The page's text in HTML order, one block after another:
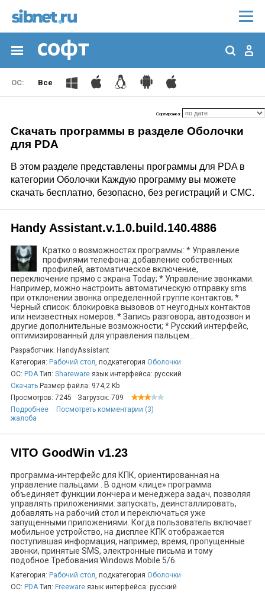
Все
Сортировка:
Скачать программы в разделе Оболочки
для PDA
В этом разделе представлены программы для PDA в
категории Оболочки Каждую программу вы можете
скачать бесплатно, безопасно, без регистраций и СМС.
Handy Assistant.v.1.0.build.140.4886
Кратко о возможностях программы: * Управление
профилями телефона: добавление собственных
профилей, автоматическое включение,
переключение прямо с экрана Today; * Управление звонками.
Например, можно настроить автоматическую отправку sms
при отклонении звонка определенной группе контактов; *
Черный список: блокировка вызовов от неугодных контактов
или неизвестных номеров. * Запись разговора, автодозвон и
другие дополнительные возможности; * Русский интерфейс,
оптимизированный для управления пальцем...
Разработчик: HandyAssistant
Категория: Рабочий стол, подкатегория Оболочки
ОС: PDAТип: Shareware язык интерфейса: русский
Скачать Размер файла: 974,2 Kb
Просмотров: 7245
Загрузок: 709
Подробнее
Посмотреть комментарии (3)
жалоба
VITO GoodWin v1.23
программа-интерфейс для КПК, ориентированная на
управление пальцами . В одном «лице» программа
объединяет функции лончера и менеджера задач, позволяя
управлять приложениями: запускать, деинсталлировать,
добавлять на рабочий стол и переключаться уже
запущенными приложениями. Когда пользователь включает
мобильное устройство, на дисплее КПК отображается
поступившая информация, например, время, пропущенные
звонки, принятые SMS, электронные письма и тому
подобное.Требования:Windows Mobile 5/6
Категория: Рабочий стол, подкатегория Оболочки
ОС: PDAТип: Freeware язык интерфейса: русский